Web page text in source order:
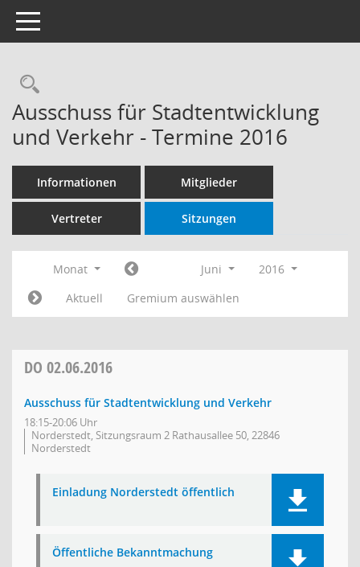
Toggle navigation
Rechercheauswahl
Ausschuss für Stadtentwicklung
und Verkehr - Termine 2016
Informationen Mitglieder
Vertreter Sitzungen
Monat Juni
2016
Aktuell
Gremium auswählen
DO 02.06.2016
Ausschuss für Stadtentwicklung und Verkehr
18:15-20:06 Uhr
Norderstedt, Sitzungsraum 2 Rathausallee 50, 22846
Norderstedt
Einladung Norderstedt öffentlich
Öffentliche Bekanntmachung